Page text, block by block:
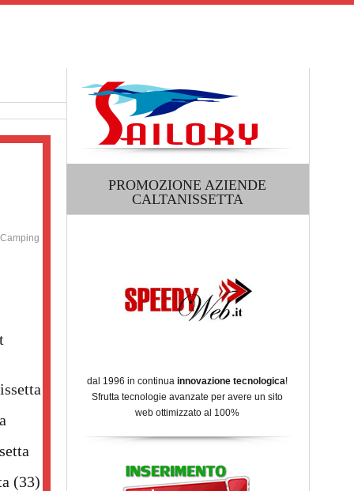
(33)
PROMOZIONE AZIENDE
CALTANISSETTA
dal 1996 in continua innovazione tecnologica!
Sfrutta tecnologie avanzate per avere un sito
web ottimizzato al 100%